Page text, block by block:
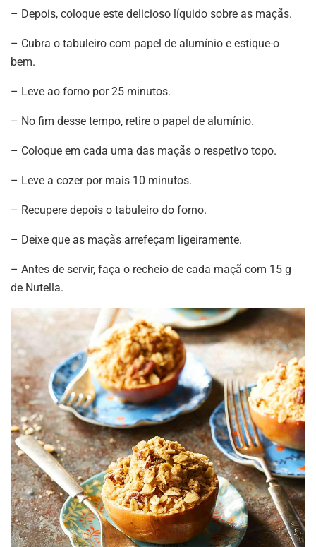
– Depois, coloque este delicioso líquido sobre as maçãs.
– Cubra o tabuleiro com papel de alumínio e estique-o
bem.
– Leve ao forno por 25 minutos.
– No fim desse tempo, retire o papel de alumínio.
– Coloque em cada uma das maçãs o respetivo topo.
– Leve a cozer por mais 10 minutos.
– Recupere depois o tabuleiro do forno.
– Deixe que as maçãs arrefeçam ligeiramente.
– Antes de servir, faça o recheio de cada maçã com 15 g
de Nutella.